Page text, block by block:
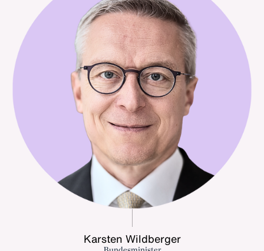
Karsten Wildberger